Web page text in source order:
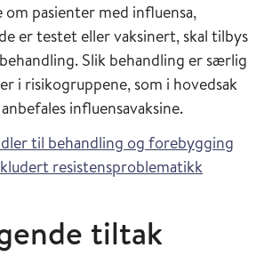
om pasienter med influensa,
er testet eller vaksinert, skal tilbys
Slik behandling er særlig
i risikogruppene, som i hovedsak
influensavaksine.
til behandling og forebygging
resistensproblematikk
tiltak